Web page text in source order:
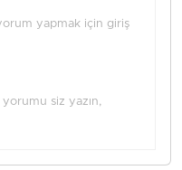
yapmak için giriş
siz yazın,